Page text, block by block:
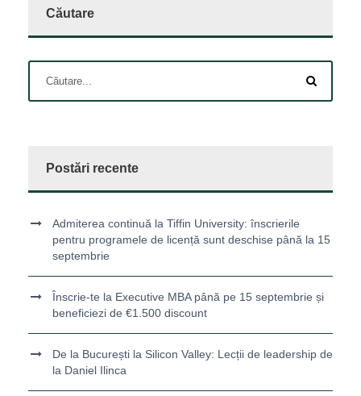
Căutare
Postări recente
Admiterea continuă la Tiffin University: înscrierile
pentru programele de licență sunt deschise până la 15
septembrie
Înscrie-te la Executive MBA până pe 15 septembrie și
beneficiezi de €1.500 discount
De la București la Silicon Valley: Lecții de leadership de
la Daniel Ilinca